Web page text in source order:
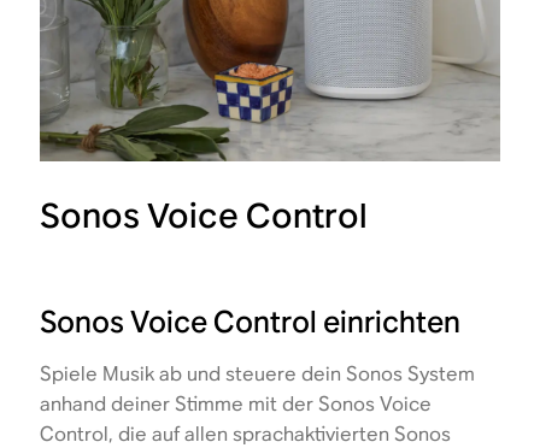
Sonos Voice Control
Sonos Voice Control einrichten
Spiele Musik ab und steuere dein Sonos System
anhand deiner Stimme mit der Sonos Voice
Control, die auf allen sprachaktivierten Sonos